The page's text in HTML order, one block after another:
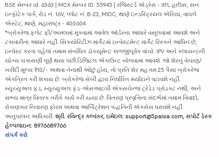
BSE મેમ્બર id: 6363 | MCX મેમ્બર ID: 55945 | રજિસ્ટર્ડ ઍડ્રેસ - IIFL હાઉસ, સન
ઇન્ફોટેક પાર્ક, રોડ નં. 16V, પ્લોટ નં. B-23, MIDC, થાણે ઇન્ડસ્ટ્રિયલ એરિયા, વાઘલે
એસ્ટેટ, થાણે, મહારાષ્ટ્ર - 400604
*બ્રોકરેજ ફ્લેટ ફી/અમલમાં મુકવામાં આવેલ ઑર્ડરના આધારે વસૂલવામાં આવશે અને
ટકાવારીના આધારે નહીં. સિક્યોરિટીઝ માર્કેટમાં ઇન્વેસ્ટમેન્ટ માર્કેટ રિસ્કને આધિન છે,
ઇન્વેસ્ટ કરતા પહેલાં તમામ સંબંધિત ડૉક્યૂમેન્ટ કાળજીપૂર્વક વાંચો. IPV અને ક્લાયન્ટની
યોગ્ય ચકાસણી પૂર્ણ થયા પછી ડિજિટલ એકાઉન્ટ ખોલવામાં આવશે. જો શેરનું વેચાણ/
ખરીદી મૂલ્ય ₹10/- અથવા તેનાથી ઓછું હોય, તો પ્રતિ શેર મહત્તમ 25 પૈસા બ્રોકરેજ
એકત્રિત કરી શકાય છે. બ્રોકરેજ સેબી દ્વારા નિર્ધારિત મર્યાદાને વટાવશે નહીં.
મ્યુચ્યુઅલ ફંડ, મ્યુચ્યુઅલ ફંડ-એસઆઇપી એક્સચેન્જ ટ્રેડેડ પ્રૉડક્ટ નથી, અને
સભ્ય માત્ર વિતરક તરીકે કાર્ય કરી રહ્યા છે. વિતરણ પ્રવૃત્તિના સંદર્ભમાં તમામ વિવાદો,
રોકાણકાર નિવારણ ફોરમ અથવા આર્બિટ્રેશન પદ્ધતિની ઍક્સેસ ધરાવશે નહીં.
અનુપાલન અધિકારી: શ્રી. રવિન્દ્ર કલ્વંકર, ઇમેઇલ: support@5paisa.com, સપોર્ટ ડેસ્ક
હેલ્પલાઇન: 8976689766
સંપર્ક કરો